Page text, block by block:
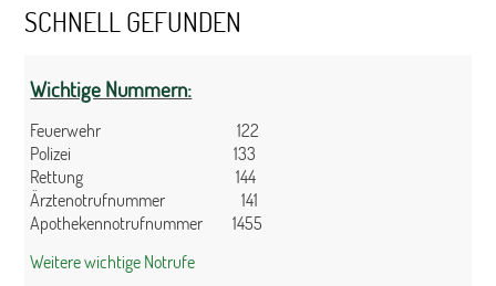
SCHNELL GEFUNDEN
Wichtige Nummern:
Feuerwehr 122
Polizei 133
Rettung 144
Ärztenotrufnummer 141
Apothekennotrufnummer 1455
Weitere wichtige Notrufe